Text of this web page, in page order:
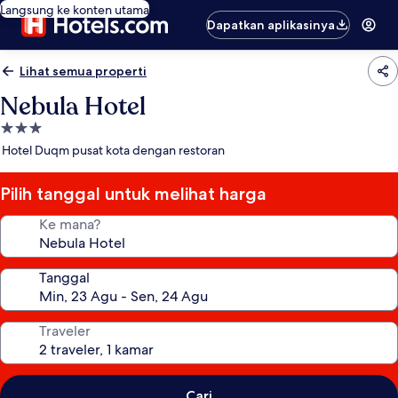
Langsung ke konten utama
Dapatkan aplikasinya
Lihat semua properti
Nebula Hotel
Properti
bintang
Hotel Duqm pusat kota dengan restoran
Pilih tanggal untuk melihat harga
Ke mana?
Tanggal
Traveler